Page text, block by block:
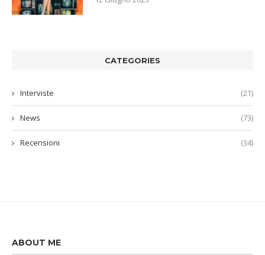
CATEGORIES
Interviste (21)
News (73)
Recensioni (34)
ABOUT ME